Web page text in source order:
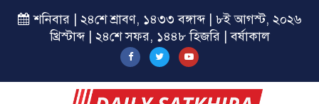
শনিবার | ২৪শে শ্রাবণ, ১৪৩৩ বঙ্গাব্দ | ৮ই আগস্ট, ২০২৬
খ্রিস্টাব্দ | ২৪শে সফর, ১৪৪৮ হিজরি | বর্ষাকাল